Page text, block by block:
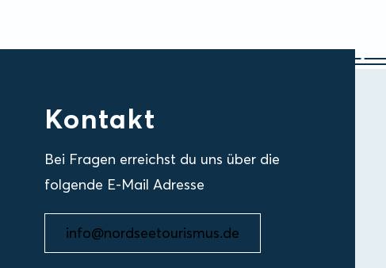
Kontakt
Bei Fragen erreichst du uns über die
folgende E-Mail Adresse
info@nordseetourismus.de